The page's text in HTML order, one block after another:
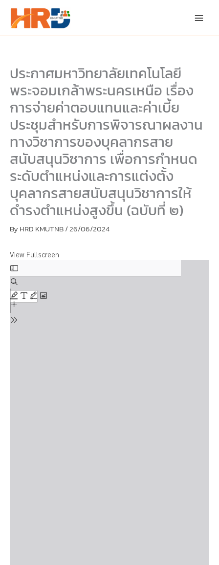
content
ประกาศมหาวิทยาลัยเทคโนโลยี
พระจอมเกล้าพระนครเหนือ เรื่อง
การจ่ายค่าตอบแทนและค่าเบี้ย
ประชุมสำหรับการพิจารณาผลงาน
ทางวิชาการของบุคลากรสาย
สนับสนุนวิซาการ เพื่อการกำหนด
ระดับตำแหน่งและการแต่งตั้ง
บุคลากรสายสนับสนุนวิชาการให้
ดำรงตำแหน่งสูงขึ้น (ฉบับที่ ๒)
By HRD KMUTNB/26/06/2024
View Fullscreen
PDF